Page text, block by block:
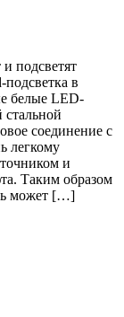
подсветят
в
белые LED-
соединение с
легкому
и
Таким образом
может […]